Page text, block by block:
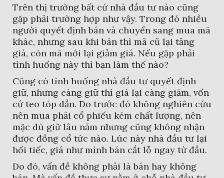
Trên thị trường bất cứ nhà đầu tư nào cũng
gặp phải trường hợp như vậy. Trong đó nhiều
người quyết định bán và chuyển sang mua mã
khác, nhưng sau khi bán thì mã cũ lại tăng
giá, còn mã mới lại giảm giá. Nếu gặp phải
tình huống này thì bạn làm thế nào?
Cũng có tình huống nhà đầu tư quyết định
giữ, nhưng càng giữ thì giá lại càng giảm, vốn
cứ teo tóp dần. Do trước đó không nghiên cứu
nên mua phải cổ phiếu kém chất lượng, nên
mặc dù giữ lâu năm nhưng cũng không nhận
được đồng cổ tức nào. Lúc này nhà đầu tư lại
hối tiếc, giá như mình bán cắt lỗ ngay từ đầu.
Do đó, vấn đề không phải là bán hay không